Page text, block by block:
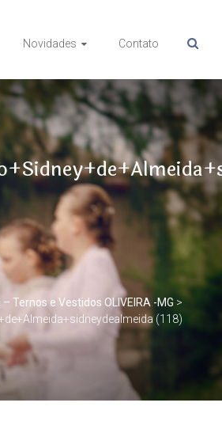
Novidades Contato
– Ternos e Vestidos OLIVEIRA -MG >
(118)